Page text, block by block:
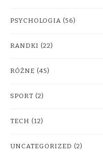
PSYCHOLOGIA (56)
RANDKI (22)
RÓŻNE (45)
SPORT (2)
TECH (12)
UNCATEGORIZED (2)